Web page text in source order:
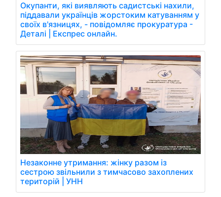
Окупанти, які виявляють садистські нахили,
піддавали українців жорстоким катуванням у
своїх в'язницях, - повідомляє прокуратура -
Деталі | Експрес онлайн.
Незаконне утримання: жінку разом із
сестрою звільнили з тимчасово захоплених
територій | УНН